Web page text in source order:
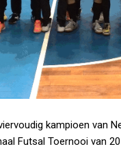
kampioen van
Futsal Toernooi van